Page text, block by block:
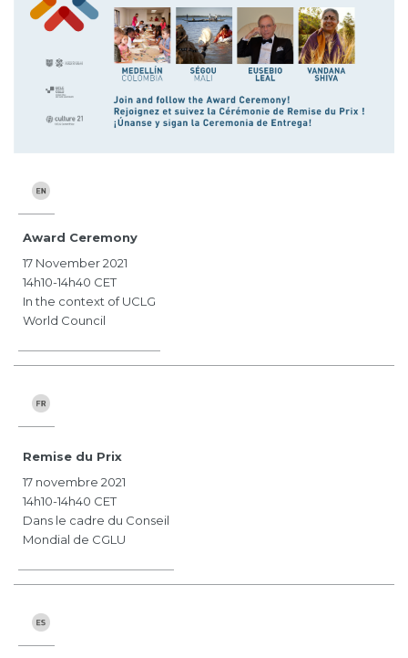
Award Ceremony
17 November 2021
14h10-14h40 CET
In the context of UCLG
World Council
Remise du Prix
17 novembre 2021
14h10-14h40 CET
Dans le cadre du Conseil
Mondial de CGLU